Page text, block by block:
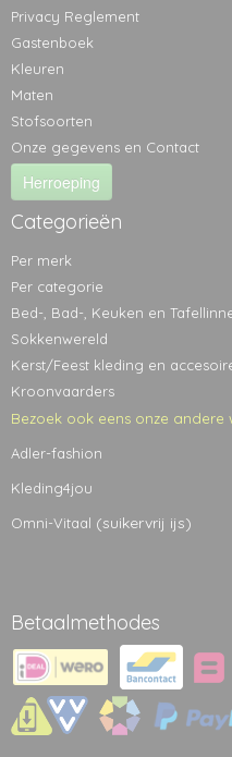
Privacy Reglement
Gastenboek
Kleuren
Maten
Stofsoorten
Onze gegevens en Contact
Herroeping
Categorieën
Per merk
Per categorie
Bed-, Bad-, Keuken en
Sokkenwereld
Kerst/Feest kleding en
Kroonvaarders
Bezoek ook eens onze andere
Adler-fashion
Kleding4jou
Omni-Vitaal (suikervrij ijs)
Betaalmethodes